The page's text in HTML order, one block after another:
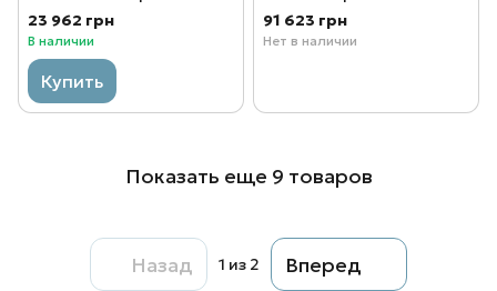
23 962 грн
В наличии
Купить
91 623 грн
Нет в наличии
Показать еще 9 товаров
Назад 1 из 2 Вперед